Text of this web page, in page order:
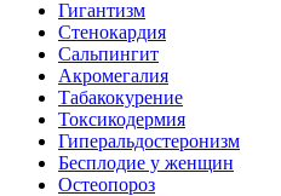
Гигантизм
Стенокардия
Сальпингит
Акромегалия
Табакокурение
Токсикодермия
Гиперальдостеронизм
Бесплодие у женщин
Остеопороз